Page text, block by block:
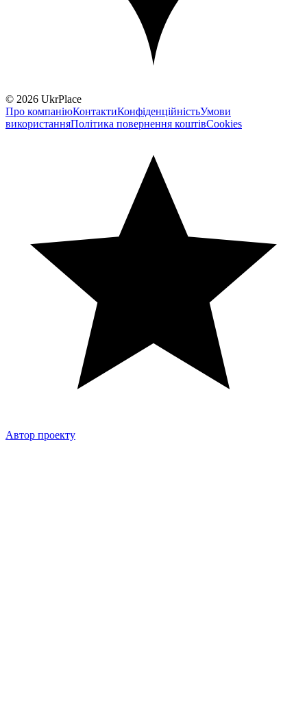
© 2026 UkrPlace
Про компаніюКонтактиКонфіденційністьУмови
використанняПолітика повернення коштівCookies
Автор проекту